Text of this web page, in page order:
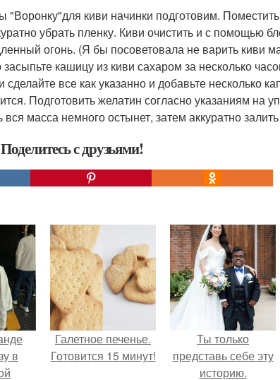
киви начинки подготовим.
убрать пленку. Киви очистить и с помощью
огонь. (Я бы посоветовала не варить киви
засыпьте кашицу из киви сахаром за несколько
сделайте все как указанно и добавьте несколько
Подготовить желатин согласно указаниям на
масса немного остынет, затем аккуратно
с друзьями!
в
Галетное печенье.
Готовится 15 минут!
Ты только
представь себе эту
историю.